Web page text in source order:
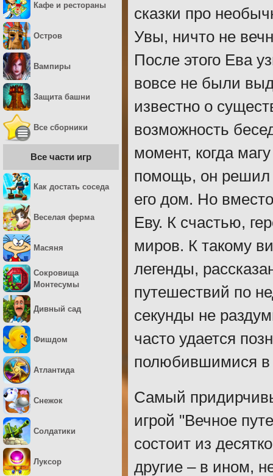
сказки про
Увы, ничто не
После этого Ева
вовсе не были
известно о
возможность
момент, когда
помощь, он решил
его дом. Но вместо
Еву. К счастью,
миров. К такому
легенды,
путешествий по
секунды не
часто удается
полюбившимися в
Самый
игрой "Вечное
состоит из
другие – в ином,
Кафе и рестораны
Остров
Вампиры
Защита башни
Все сборники
Все части игр
Как достать соседа
Веселая ферма
Масяня
Сокровища
Монтесумы
Дивный сад
Фишдом
Атлантида
Снежок
Солдатики
Луксор